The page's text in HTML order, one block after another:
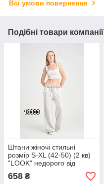
Всі умови повернення
Подібні товари компанії
Штани жіночі стильні
розмір S-XL (42-50) (2 кв)
"LOOK" недорого від
прямого постачальника
658 ₴